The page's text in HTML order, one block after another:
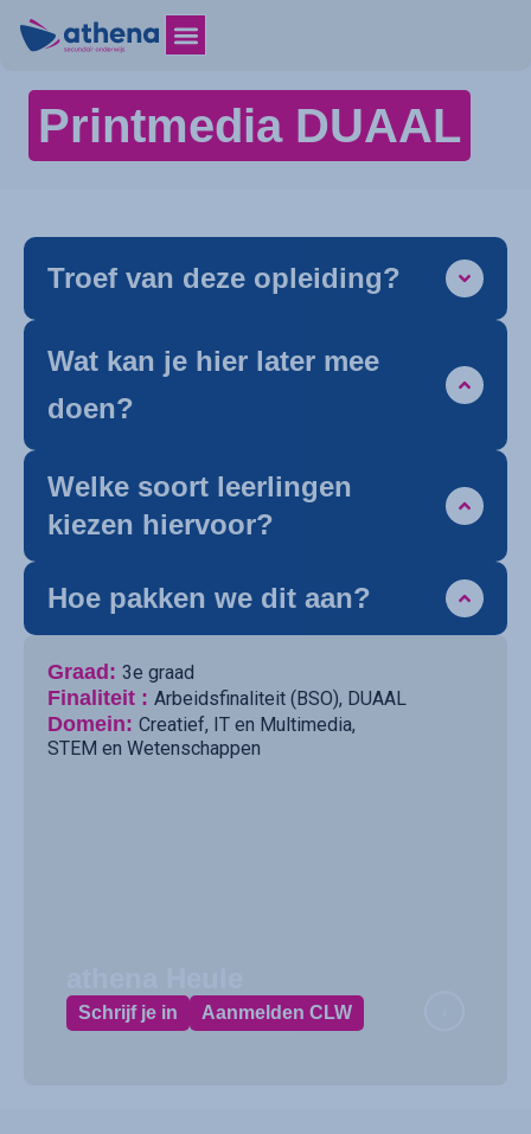
Printmedia DUAAL
Troef van deze opleiding?
Wat kan je hier later mee
doen?
Welke soort leerlingen
kiezen hiervoor?
Hoe pakken we dit aan?
Graad: 3e graad
Finaliteit : Arbeidsfinaliteit (BSO), DUAAL
Domein: Creatief, IT en Multimedia,
STEM en Wetenschappen
Schrijf je in Aanmelden CLW